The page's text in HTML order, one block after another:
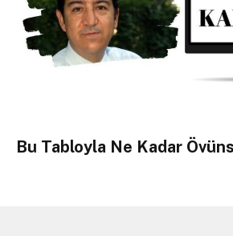
Bu Tabloyla Ne Kadar